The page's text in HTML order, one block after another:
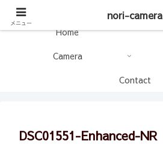
nori-camera
Home
Camera
Contact
DSC01551-Enhanced-NR
メニュー
nori-camera